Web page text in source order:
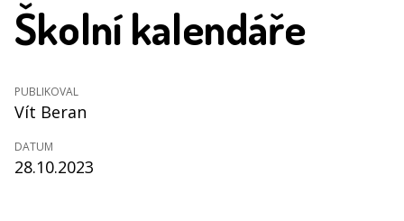
Školní kalendáře
PUBLIKOVAL
Vít Beran
DATUM
28.10.2023